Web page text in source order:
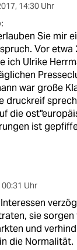
, 14:30 Uhr
Sie mir
Vor etwa
ich Ulrike
war große
druckreif
die
ist
00:31 Uhr
sie sorgen
und
die Normalität.